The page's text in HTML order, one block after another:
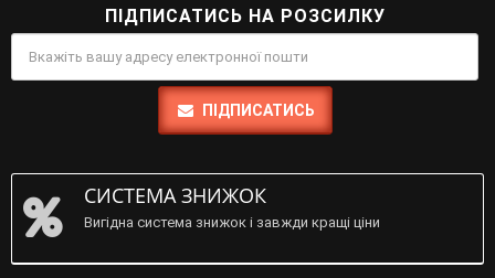
ПІДПИСАТИСЬ НА РОЗСИЛКУ
ПІДПИСАТИСЬ
СИСТЕМА ЗНИЖОК
Вигідна система знижок і завжди кращі ціни